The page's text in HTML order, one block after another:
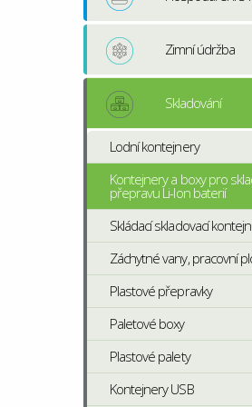
Zimní údržba
Skladování
Lodní kontejnery
Kontejnery a boxy pro
přepravu Li-Ion baterií
Skládací skladovací
Záchytné vany, pracovní
Plastové přepravky
Paletové boxy
Plastové palety
Kontejnery USB